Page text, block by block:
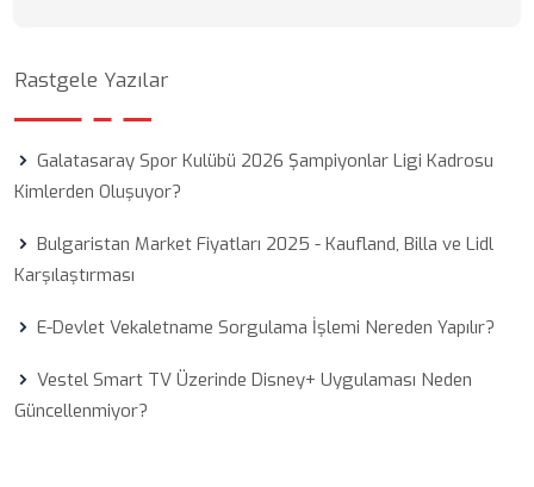
Rastgele Yazılar
Galatasaray Spor Kulübü 2026 Şampiyonlar Ligi Kadrosu
Kimlerden Oluşuyor?
Bulgaristan Market Fiyatları 2025 - Kaufland, Billa ve Lidl
Karşılaştırması
E-Devlet Vekaletname Sorgulama İşlemi Nereden Yapılır?
Vestel Smart TV Üzerinde Disney+ Uygulaması Neden
Güncellenmiyor?